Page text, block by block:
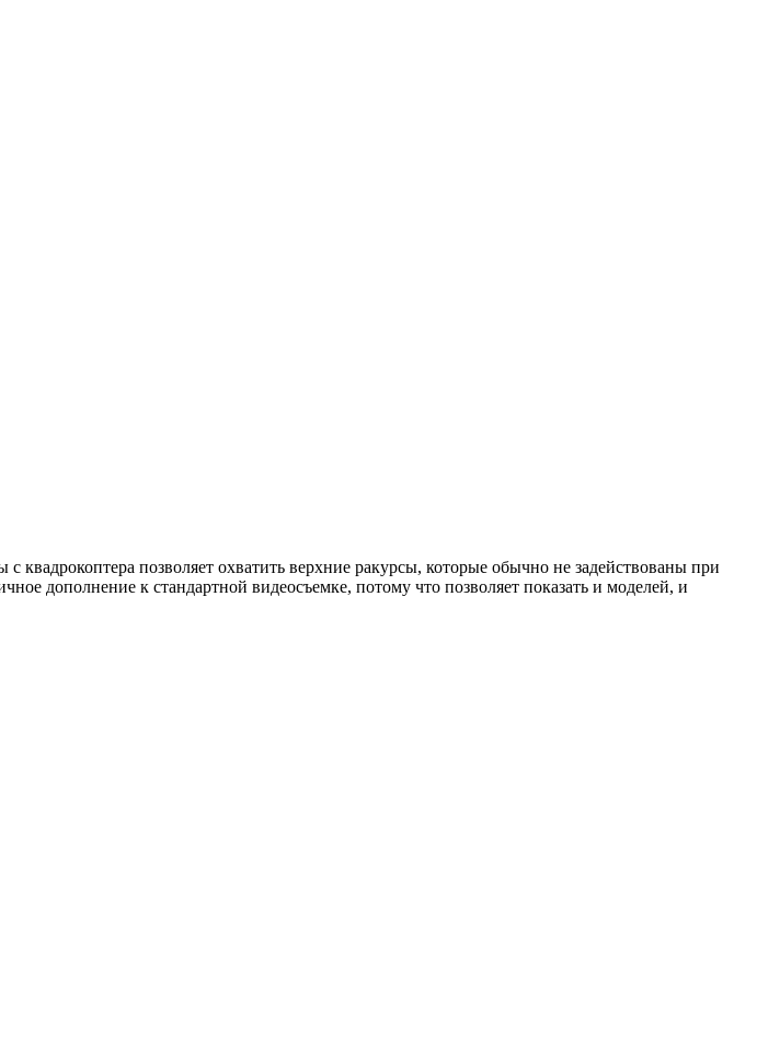
позволяет охватить верхние ракурсы, которые обычно не задействованы при
дополнение к стандартной видеосъемке, потому что позволяет показать и моделей, и